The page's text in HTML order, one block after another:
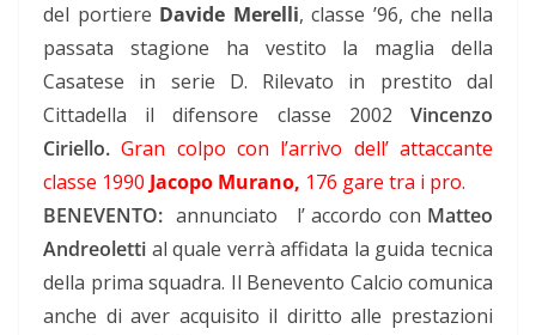
del portiere Davide Merelli, classe ’96, che nella
passata stagione ha vestito la maglia della
Casatese in serie D. Rilevato in prestito dal
Cittadella il difensore classe 2002 Vincenzo
Ciriello.Gran colpo con l’arrivo dell’ attaccante
classe 1990 Jacopo Murano, 176 gare tra i pro.
BENEVENTO: annunciato l’ accordo con Matteo
Andreoletti al quale verrà affidata la guida tecnica
della prima squadra. Il Benevento Calcio comunica
anche di aver acquisito il diritto alle prestazioni